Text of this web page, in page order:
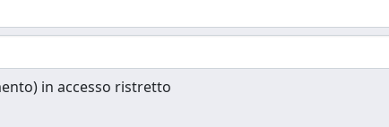
in accesso ristretto